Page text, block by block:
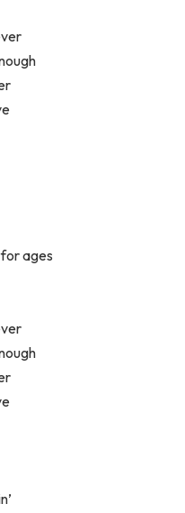
ages